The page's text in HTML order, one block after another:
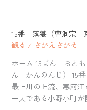
15番 落裳（曹洞宗
観る / さがえさがそ
ホーム 15ばん おと
ん かんのんじ） 15
最上川の上流、寒河
一人である小野小町
15
番
裳
（曹
洞
宗